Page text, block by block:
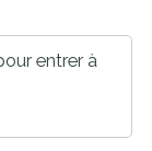
entrer à